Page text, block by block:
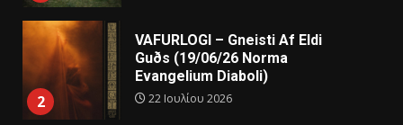
2
VAFURLOGI – Gneisti Af Eldi
Guðs (19/06/26 Norma
Evangelium Diaboli)
22 Ιουλίου 2026